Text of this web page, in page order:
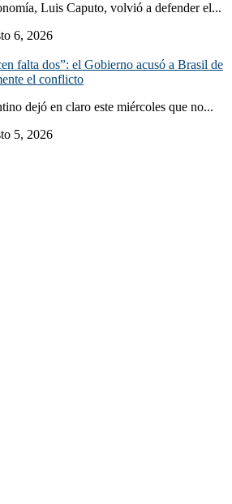
Luis Caputo, volvió a defender el...
6, 2026
falta dos”: el Gobierno acusó a Brasil de
el conflicto
dejó en claro este miércoles que no...
5, 2026